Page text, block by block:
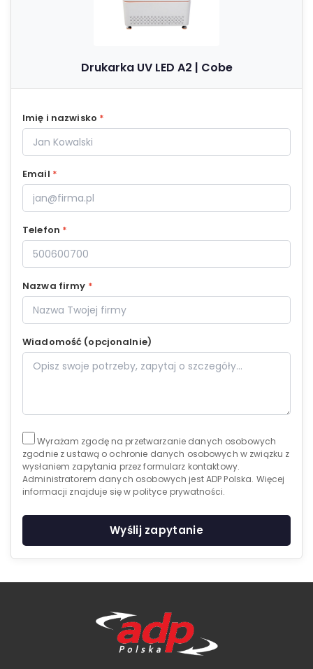
Drukarka UV LED A2 | Cobe
Imię i nazwisko *
Email *
Telefon *
Nazwa firmy *
Wiadomość (opcjonalnie)
Wyrażam zgodę na przetwarzanie danych osobowych
zgodnie z ustawą o ochronie danych osobowych w związku z
wysłaniem zapytania przez formularz kontaktowy.
Administratorem danych osobowych jest ADP Polska. Więcej
informacji znajduje się w polityce prywatności.
Wyślij zapytanie